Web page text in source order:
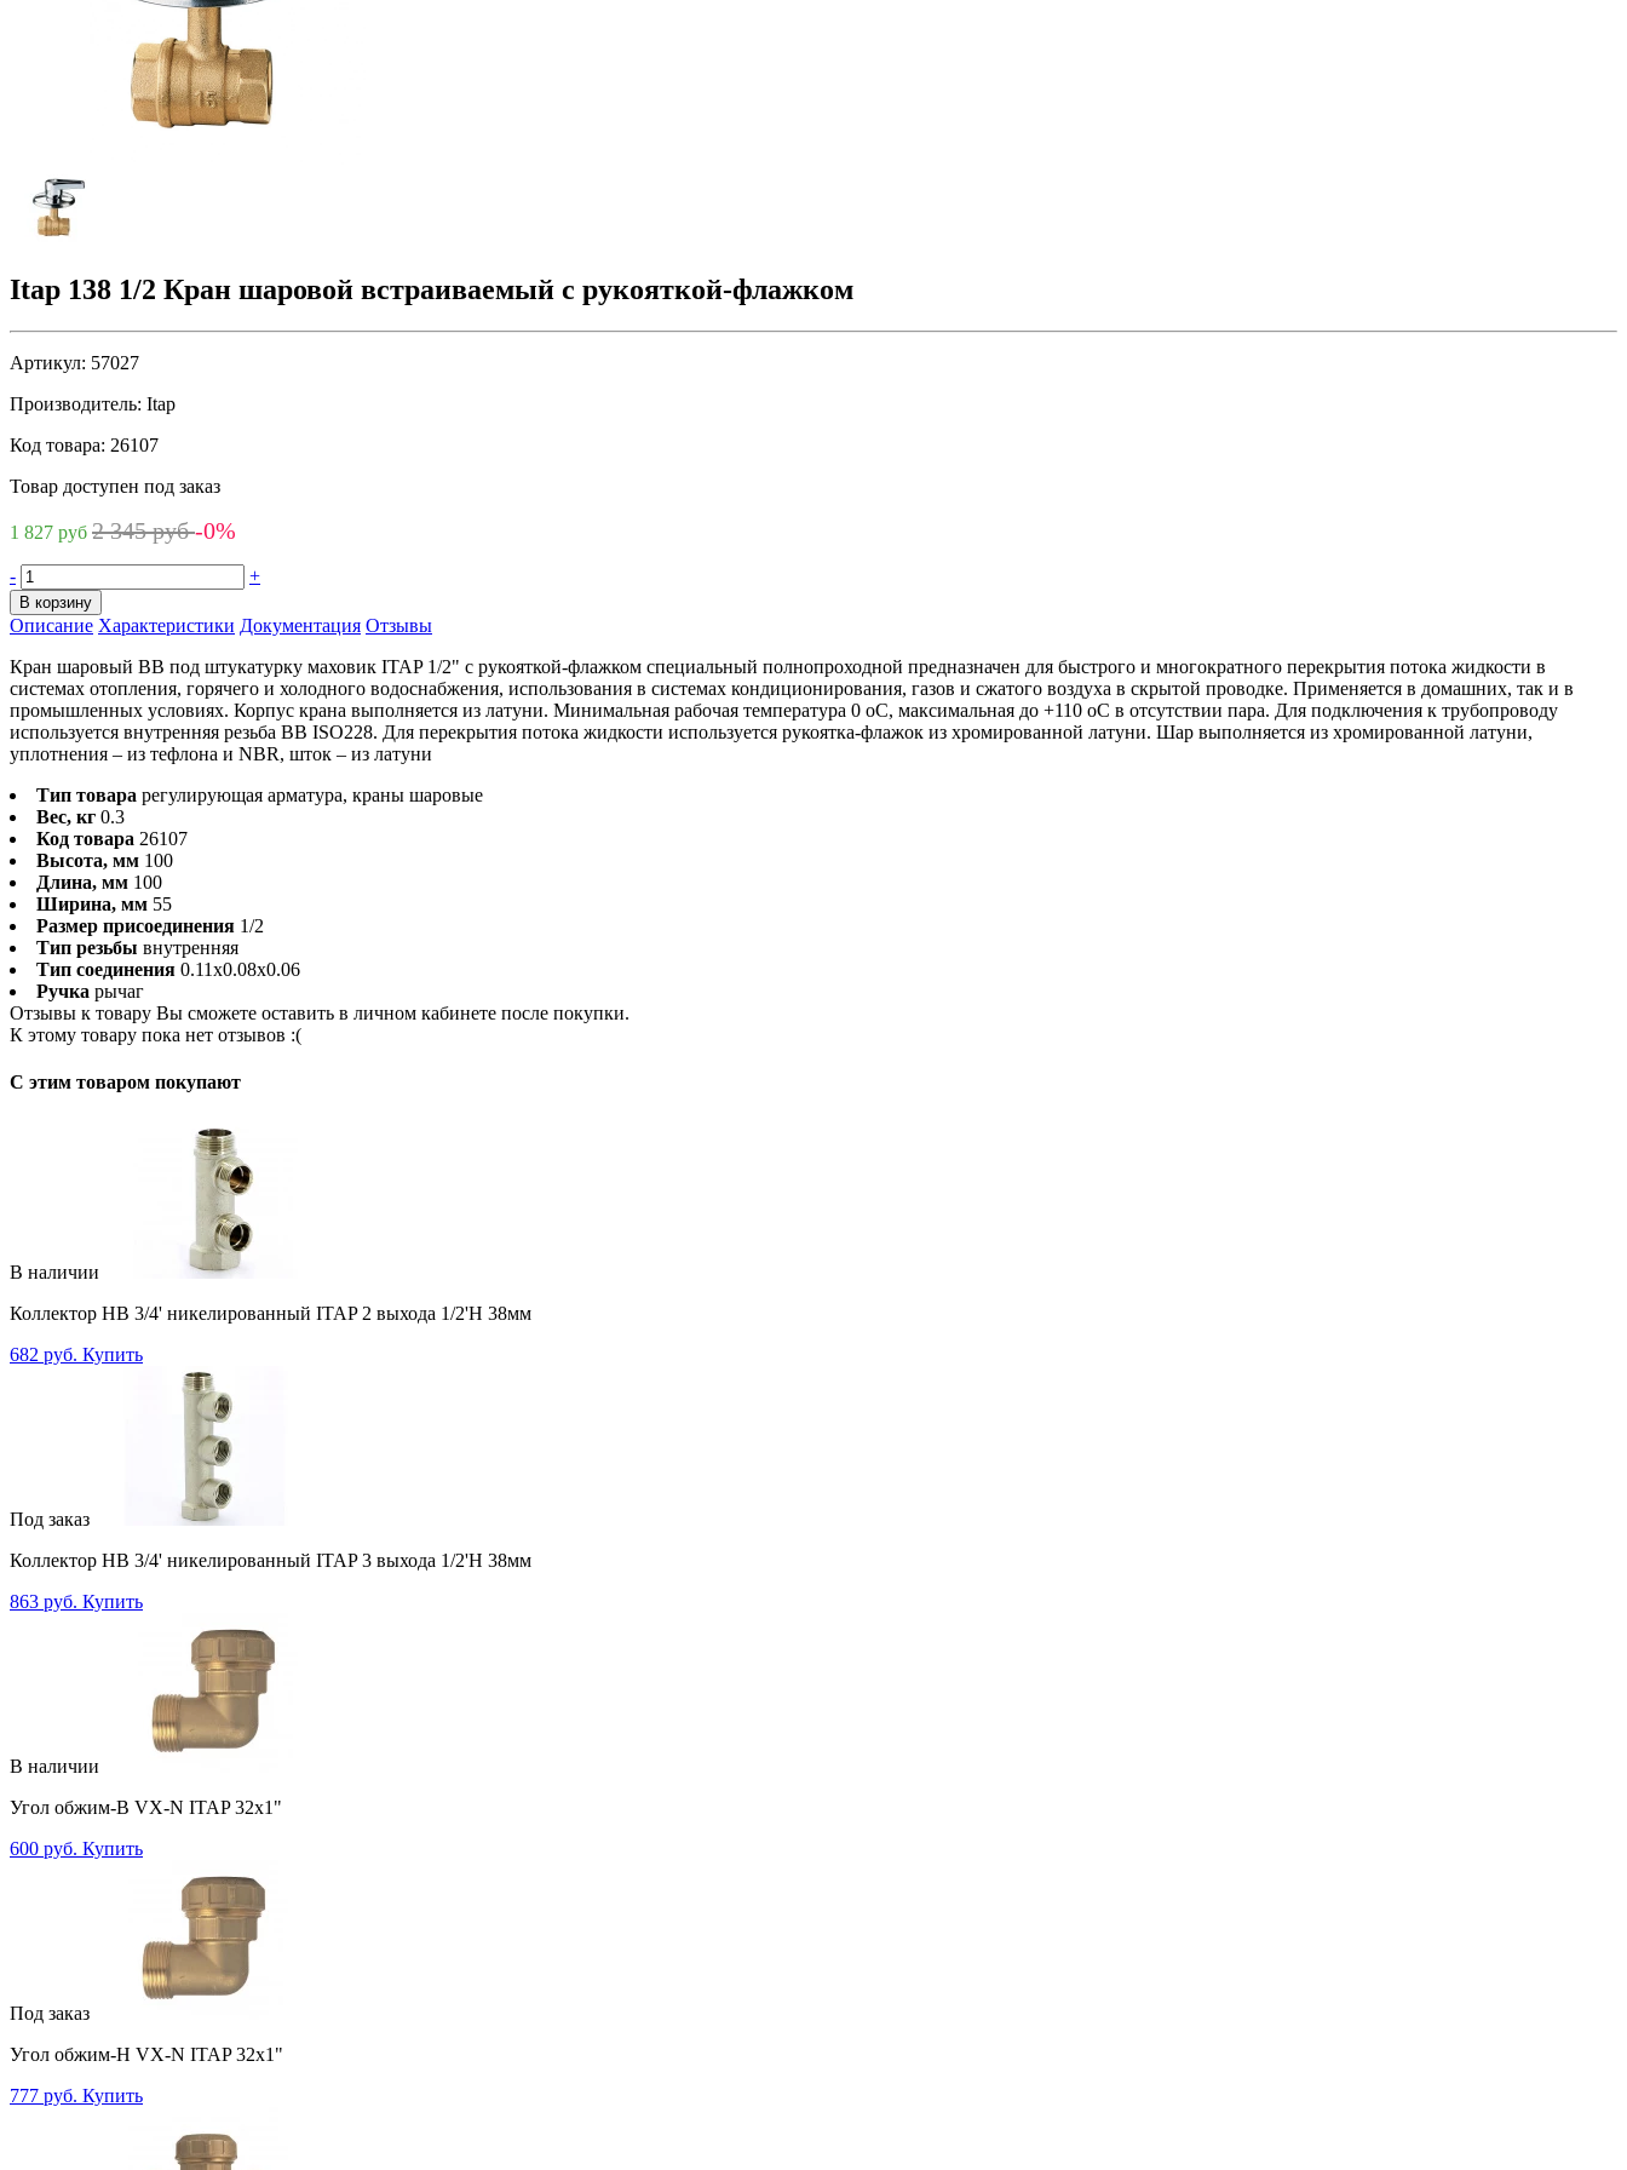
Itap 138 1/2 Кран шаровой встраиваемый с рукояткой-флажком
Артикул: 57027
Производитель: Itap
Код товара: 26107
Товар доступен под заказ
1 827 руб 2 345 руб-0%
- +
В корзину
Описание Характеристики Документация Отзывы
Кран шаровый BB под штукатурку маховик ITAP 1/2" с рукояткой-флажком специальный полнопроходной предназначен для быстрого и многократного перекрытия потока жидкости в
системах отопления, горячего и холодного водоснабжения, использования в системах кондиционирования, газов и сжатого воздуха в скрытой проводке. Применяется в домашних, так и в
промышленных условиях. Корпус крана выполняется из латуни. Минимальная рабочая температура 0 оС, максимальная до +110 оС в отсутствии пара. Для подключения к трубопроводу
используется внутренняя резьба BB ISO228. Для перекрытия потока жидкости используется рукоятка-флажок из хромированной латуни. Шар выполняется из хромированной латуни,
уплотнения – из тефлона и NBR, шток – из латуни
Тип товара регулирующая арматура, краны шаровые
Вес, кг 0.3
Код товара 26107
Высота, мм 100
Длина, мм 100
Ширина, мм 55
Размер присоединения 1/2
Тип резьбы внутренняя
Тип соединения 0.11x0.08x0.06
Ручка рычаг
Отзывы к товару Вы сможете оставить в личном кабинете после покупки.
К этому товару пока нет отзывов :(
C этим товаром покупают
В наличии
Коллектор НВ 3/4' никелированный ITAP 2 выхода 1/2'Н 38мм
682 руб. Купить
Под заказ
Коллектор НВ 3/4' никелированный ITAP 3 выхода 1/2'Н 38мм
863 руб. Купить
В наличии
Угол обжим-В VX-N ITAP 32х1"
600 руб. Купить
Под заказ
Угол обжим-Н VX-N ITAP 32х1"
777 руб. Купить